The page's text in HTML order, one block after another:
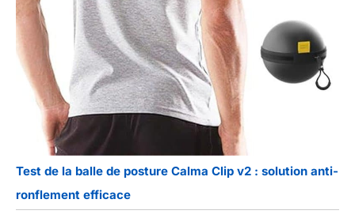
Test de la balle de posture Calma Clip v2 : solution anti-
ronflement efficace